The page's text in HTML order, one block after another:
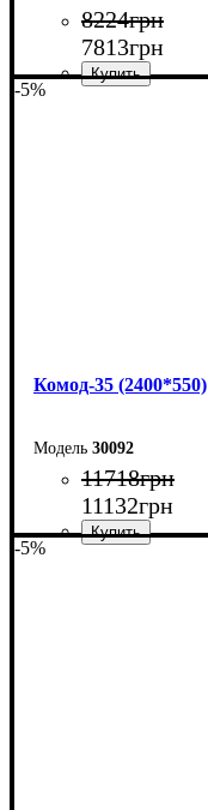
8224грн
7813грн
-5%
Комод-35 (2400*550)
30092
11718грн
11132грн
-5%